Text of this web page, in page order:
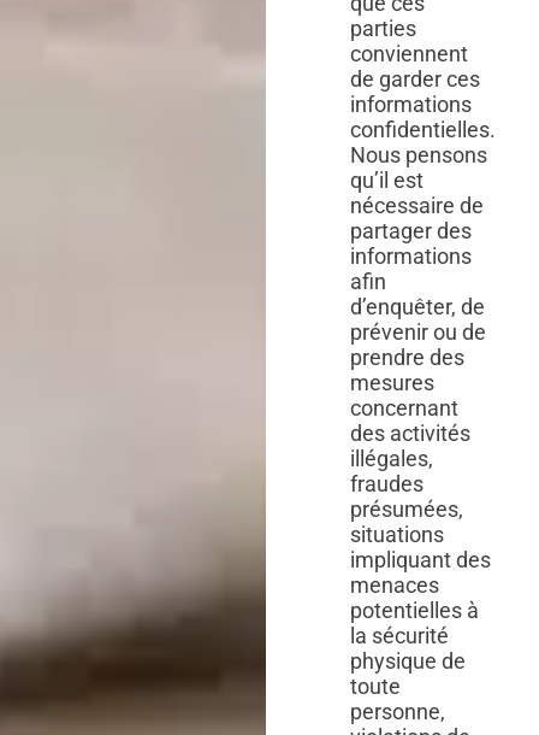
parties
conviennent
de garder ces
informations
confidentielles.
Nous pensons
qu’il est
nécessaire de
partager des
informations
afin
d’enquêter, de
prévenir ou de
prendre des
mesures
concernant
des activités
illégales,
fraudes
présumées,
situations
impliquant des
menaces
potentielles à
la sécurité
physique de
toute
personne,